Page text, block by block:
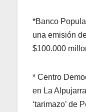
*Banco
una emisión
$100.000
* Centro
en La
‘tarimazo’ de